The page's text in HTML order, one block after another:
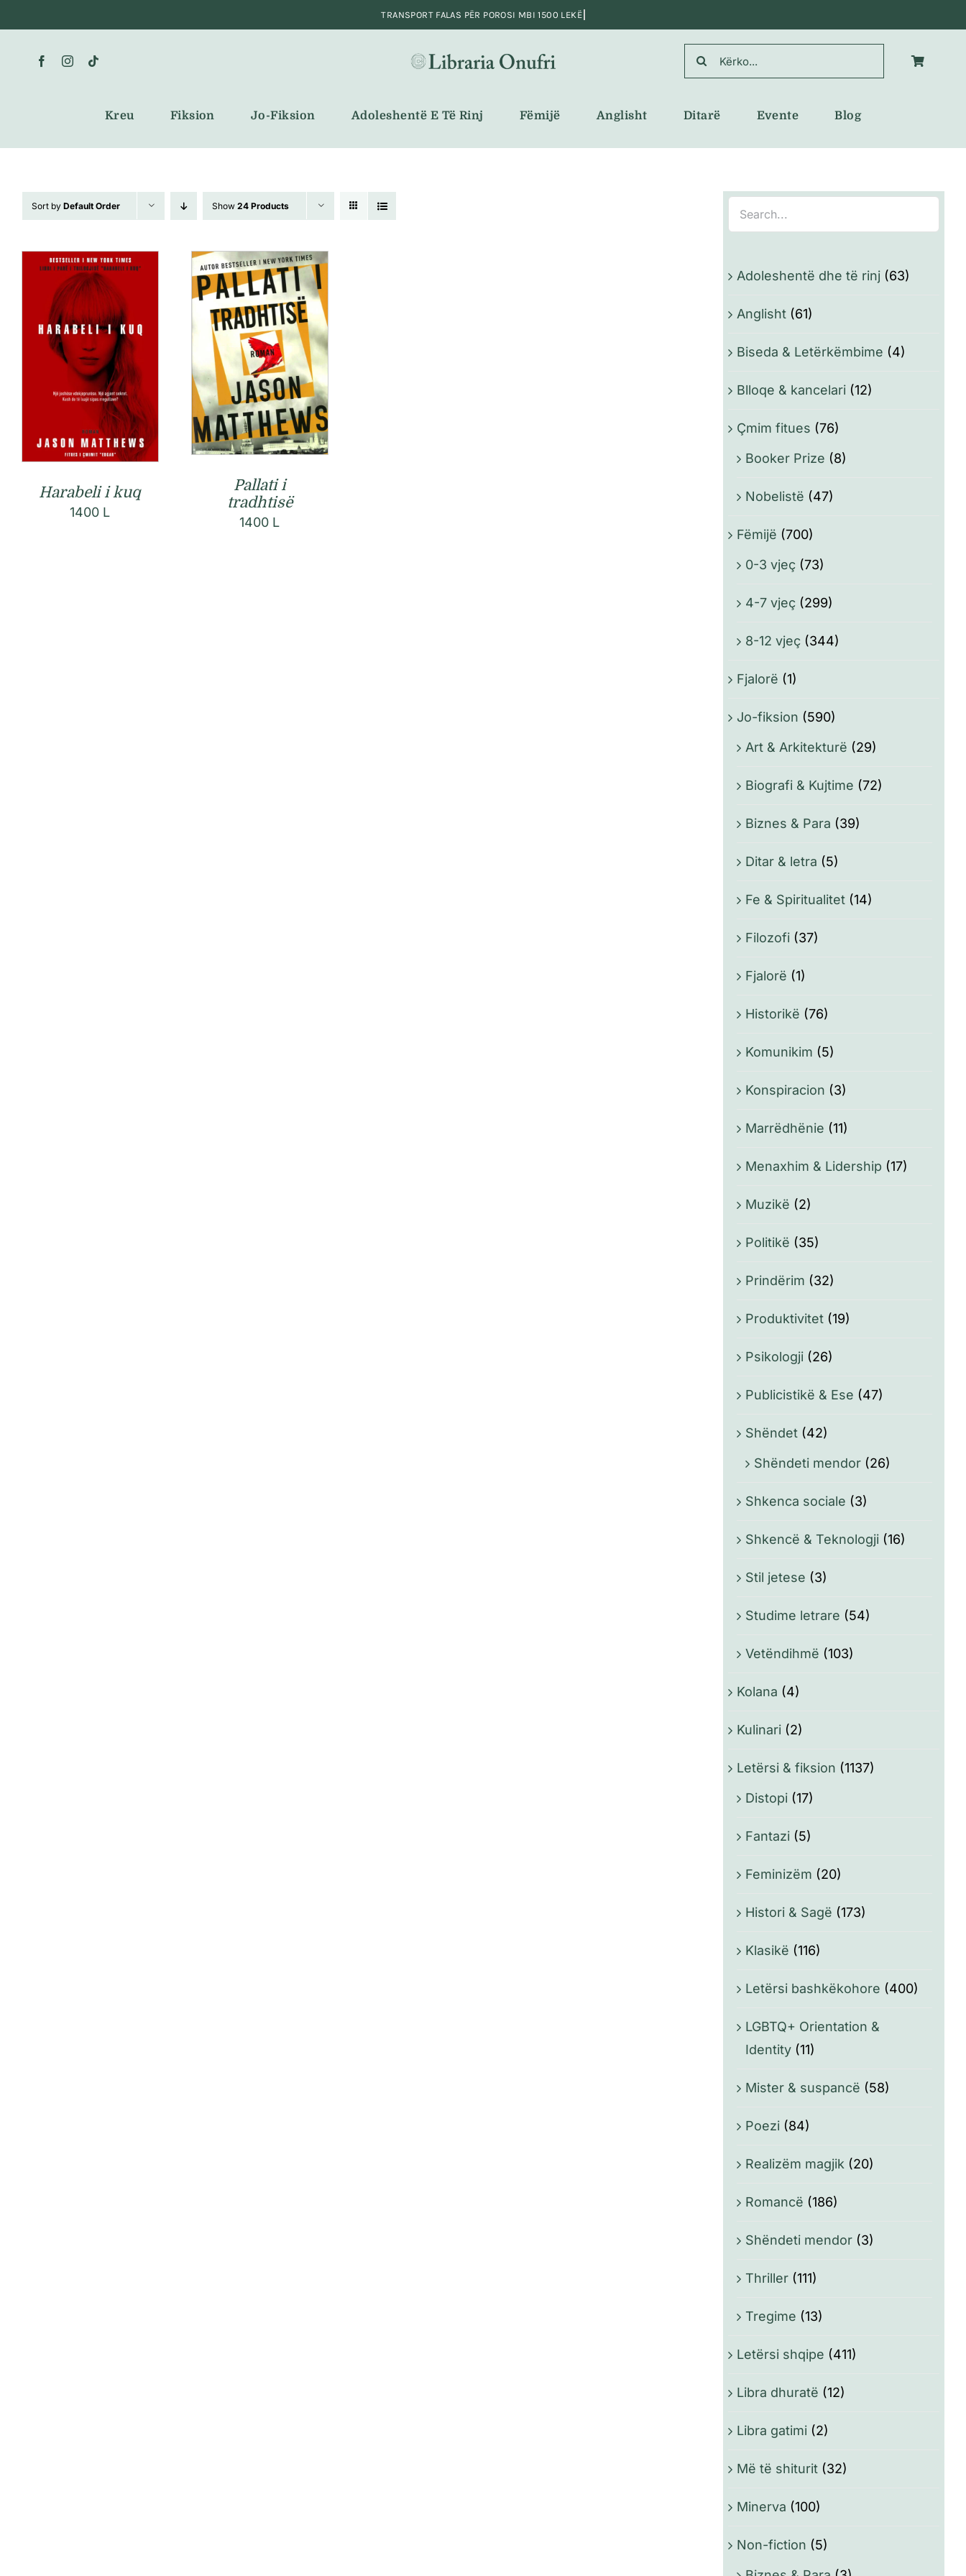
to
content
Search
for:
Kreu Fiksion Jo-Fiksion Adoleshentë E Të Rinj Fëmijë Anglisht Ditarë Evente Blog
Sort by Default Order Show 24 Products
Harabeli i kuq
1400 L
Pallati i
tradhtisë
1400 L
Adoleshentë dhe të rinj (63)
Anglisht (61)
Biseda & Letërkëmbime (4)
Blloqe & kancelari (12)
Çmim fitues (76)
Booker Prize (8)
Nobelistë (47)
Fëmijë (700)
0-3 vjeç (73)
4-7 vjeç (299)
8-12 vjeç (344)
Fjalorë (1)
Jo-fiksion (590)
Art & Arkitekturë (29)
Biografi & Kujtime (72)
Biznes & Para (39)
Ditar & letra (5)
Fe & Spiritualitet (14)
Filozofi (37)
Fjalorë (1)
Historikë (76)
Komunikim (5)
Konspiracion (3)
Marrëdhënie (11)
Menaxhim & Lidership (17)
Muzikë (2)
Politikë (35)
Prindërim (32)
Produktivitet (19)
Psikologji (26)
Publicistikë & Ese (47)
Shëndet (42)
Shëndeti mendor (26)
Shkenca sociale (3)
Shkencë & Teknologji (16)
Stil jetese (3)
Studime letrare (54)
Vetëndihmë (103)
Kolana (4)
Kulinari (2)
Letërsi & fiksion (1137)
Distopi (17)
Fantazi (5)
Feminizëm (20)
Histori & Sagë (173)
Klasikë (116)
Letërsi bashkëkohore (400)
LGBTQ+ Orientation &
Identity (11)
Mister & suspancë (58)
Poezi (84)
Realizëm magjik (20)
Romancë (186)
Shëndeti mendor (3)
Thriller (111)
Tregime (13)
Letërsi shqipe (411)
Libra dhuratë (12)
Libra gatimi (2)
Më të shiturit (32)
Minerva (100)
Non-fiction (5)